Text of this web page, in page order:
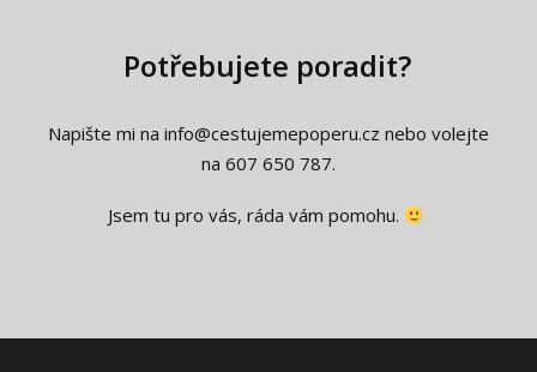
Potřebujete poradit?
Napište mi na info@cestujemepoperu.cz nebo volejte
na 607 650 787.
Jsem tu pro vás, ráda vám pomohu.